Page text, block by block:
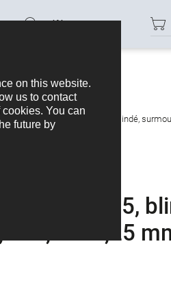
Référence
femelle, Contacts: 5, blindé,
Contacts: 5,
noir, 5 x 0,25